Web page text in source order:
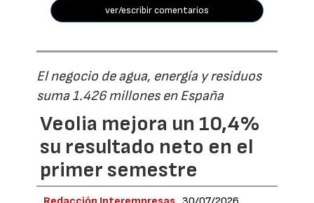
ver/escribir comentarios
El negocio de agua, energía y residuos
suma 1.426 millones en España
Veolia mejora un 10,4%
su resultado neto en el
primer semestre